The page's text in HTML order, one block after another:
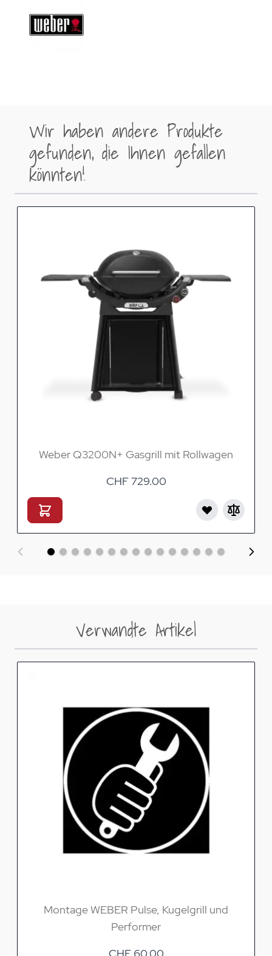
Wir haben andere Produkte
gefunden, die Ihnen gefallen
könnten!
Weber Q3200N+ Gasgrill mit Rollwagen
CHF 729.00
Verwandte Artikel
Montage WEBER Pulse, Kugelgrill und
Performer
CHF 60.00